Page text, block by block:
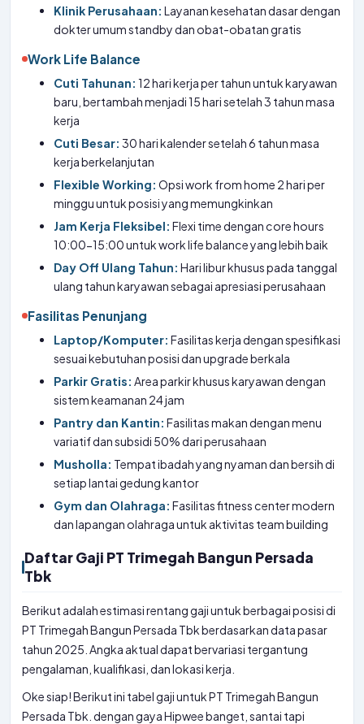
Klinik Perusahaan: Layanan kesehatan dasar dengan
dokter umum standby dan obat-obatan gratis
Work Life Balance
Cuti Tahunan: 12 hari kerja per tahun untuk karyawan
baru, bertambah menjadi 15 hari setelah 3 tahun masa
kerja
Cuti Besar: 30 hari kalender setelah 6 tahun masa
kerja berkelanjutan
Flexible Working: Opsi work from home 2 hari per
minggu untuk posisi yang memungkinkan
Jam Kerja Fleksibel: Flexi time dengan core hours
10:00-15:00 untuk work life balance yang lebih baik
Day Off Ulang Tahun: Hari libur khusus pada tanggal
ulang tahun karyawan sebagai apresiasi perusahaan
Fasilitas Penunjang
Laptop/Komputer: Fasilitas kerja dengan spesifikasi
sesuai kebutuhan posisi dan upgrade berkala
Parkir Gratis: Area parkir khusus karyawan dengan
sistem keamanan 24 jam
Pantry dan Kantin: Fasilitas makan dengan menu
variatif dan subsidi 50% dari perusahaan
Musholla: Tempat ibadah yang nyaman dan bersih di
setiap lantai gedung kantor
Gym dan Olahraga: Fasilitas fitness center modern
dan lapangan olahraga untuk aktivitas team building
Daftar Gaji PT Trimegah Bangun Persada
Tbk
Berikut adalah estimasi rentang gaji untuk berbagai posisi di
PT Trimegah Bangun Persada Tbk berdasarkan data pasar
tahun 2025. Angka aktual dapat bervariasi tergantung
pengalaman, kualifikasi, dan lokasi kerja.
Oke siap! Berikut ini tabel gaji untuk PT Trimegah Bangun
Persada Tbk. dengan gaya Hipwee banget, santai tapi